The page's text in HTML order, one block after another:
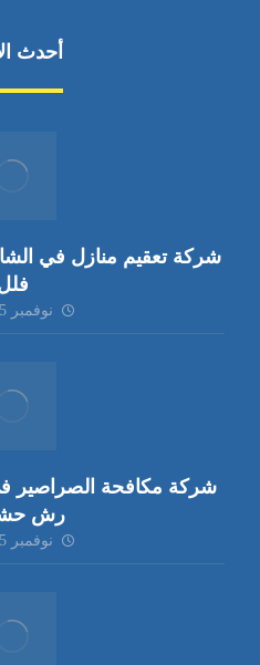
أحدث
نوفمبر 5, 2024
رش
نوفمبر 5, 2024